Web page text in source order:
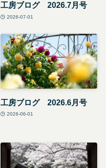
工房ブログ 2026.7月号
2026-07-01
工房ブログ 2026.6月号
2026-06-01